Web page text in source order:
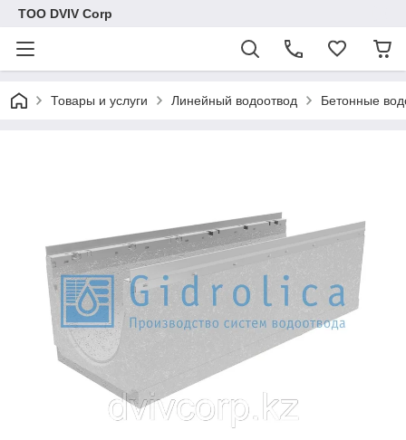
ТОО DVIV Corp
Товары и услуги Линейный водоотвод Бетонные